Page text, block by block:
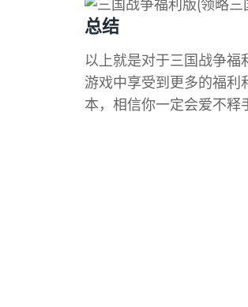
总结
以上就是对于三国战争
游戏中享受到更多的福
本，相信你一定会爱不释